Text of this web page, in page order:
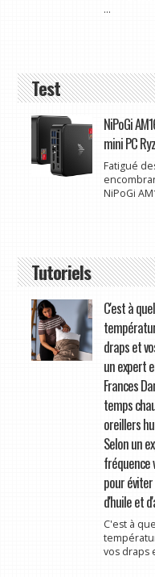
...
Test
NiPoGi
mini PC
Fatigué
NiPoGi
Tutoriels
C'est à
draps et
un expert
Frances
temps
oreillers
Selon un
fréquence
pour
d'huile et
C'est à
vos draps